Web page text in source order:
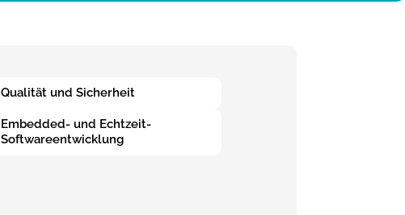
Qualität und Sicherheit
Embedded- und Echtzeit-
Softwareentwicklung